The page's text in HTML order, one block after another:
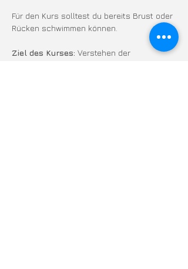
Für den Kurs solltest du bereits Brust oder
Rücken schwimmen können.
Ziel des Kurses: Verstehen der